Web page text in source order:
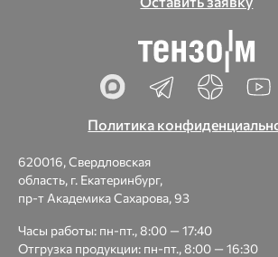
Политика
620016, Свердловская
область, г. Екатеринбург,
пр-т Академика Сахарова, 93
Часы работы: пн-пт., 8:00 — 17:40
Отгрузка продукции: пн-пт., 8:00 — 16:30